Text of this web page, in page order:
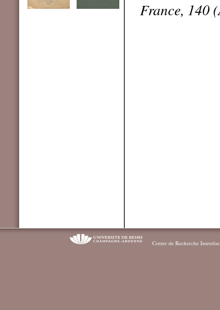
France, 140
Centre de Recherche